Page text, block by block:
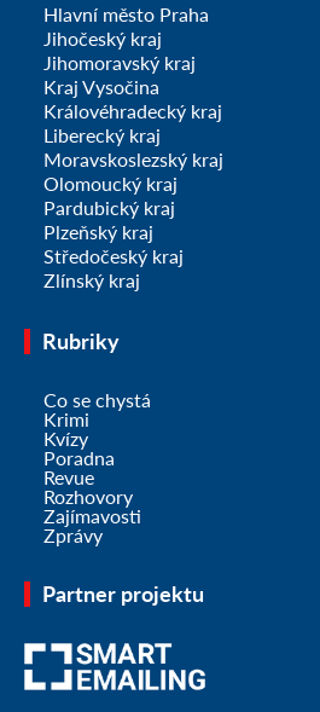
Hlavní město Praha
Jihočeský kraj
Jihomoravský kraj
Kraj Vysočina
Královéhradecký kraj
Liberecký kraj
Moravskoslezský kraj
Olomoucký kraj
Pardubický kraj
Plzeňský kraj
Středočeský kraj
Zlínský kraj
Rubriky
Co se chystá
Krimi
Kvízy
Poradna
Revue
Rozhovory
Zajímavosti
Zprávy
Partner projektu